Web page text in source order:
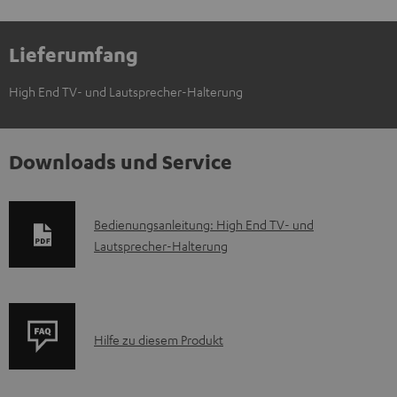
Lieferumfang
High End TV- und Lautsprecher-Halterung
Downloads und Service
D
o
m
Bedienungsanleitung: High End TV- und
Lautsprecher-Halterung
P
Hilfe zu diesem Produkt